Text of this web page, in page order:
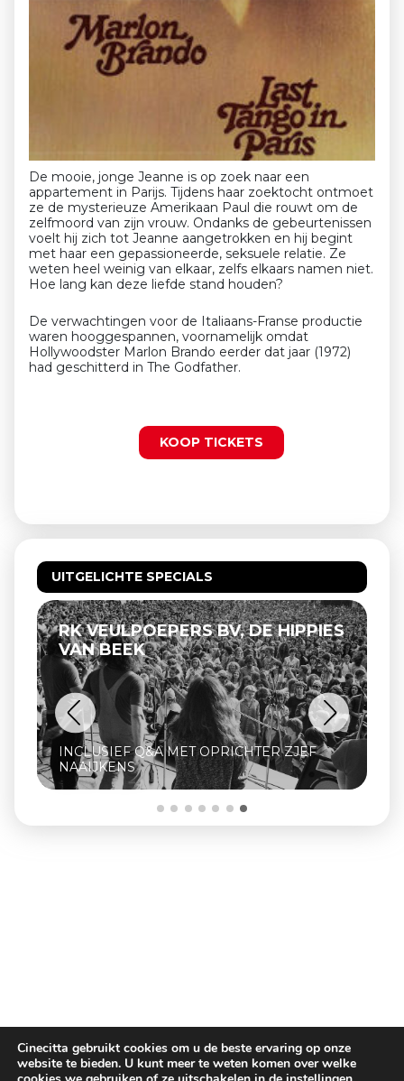
De mooie, jonge Jeanne is op zoek naar een
appartement in Parijs. Tijdens haar zoektocht ontmoet
ze de mysterieuze Amerikaan Paul die rouwt om de
zelfmoord van zijn vrouw. Ondanks de gebeurtenissen
voelt hij zich tot Jeanne aangetrokken en hij begint
met haar een gepassioneerde, seksuele relatie. Ze
weten heel weinig van elkaar, zelfs elkaars namen niet.
Hoe lang kan deze liefde stand houden?
De verwachtingen voor de Italiaans-Franse productie
waren hooggespannen, voornamelijk omdat
Hollywoodster Marlon Brando eerder dat jaar (1972)
had geschitterd in The Godfather.
KOOP TICKETS
UITGELICHTE SPECIALS
RK VEULPOEPERS BV, DE HIPPIES
VAN BEEK
INCLUSIEF Q&A MET OPRICHTER ZJEF
NAAIJKENS
Cinecitta gebruikt cookies om u de beste ervaring op onze
website te bieden. U kunt meer te weten komen over welke